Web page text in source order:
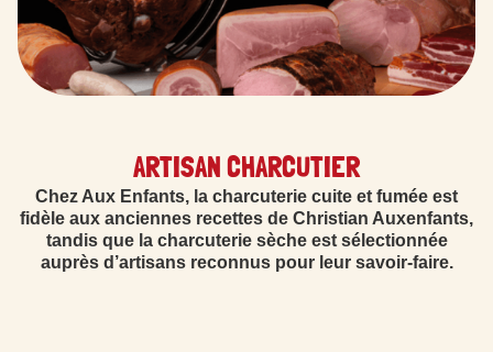
ARTISAN CHARCUTIER
Chez Aux Enfants, la charcuterie cuite et fumée est
fidèle aux anciennes recettes de Christian Auxenfants,
tandis que la charcuterie sèche est sélectionnée
auprès d’artisans reconnus pour leur savoir-faire.